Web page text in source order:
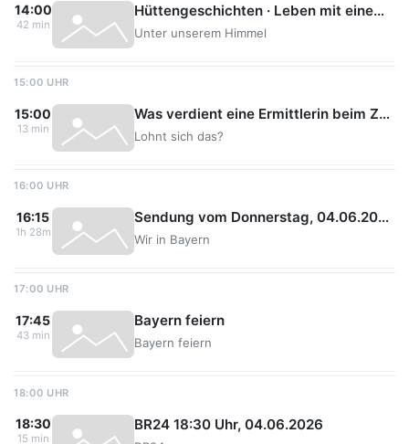
14:00
42 min
Hüttengeschichten · Leben mit einem Denkmal
Unter unserem Himmel
15:00 UHR
15:00
13 min
Was verdient eine Ermittlerin beim Zoll?
Lohnt sich das?
16:00 UHR
16:15
1h 28m
Sendung vom Donnerstag, 04.06.2026 (Wiederholung)
Wir in Bayern
17:00 UHR
17:45
43 min
Bayern feiern
Bayern feiern
18:00 UHR
18:30
15 min
BR24 18:30 Uhr, 04.06.2026